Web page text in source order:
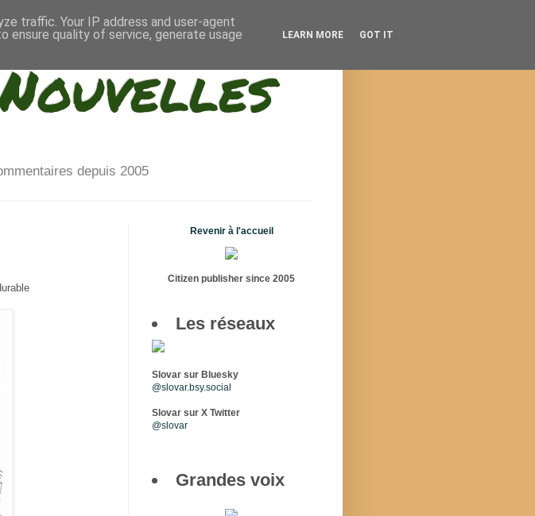
depuis 2005
Revenir à l'accueil
Citizen publisher since 2005
Les réseaux
Slovar sur Bluesky
@slovar.bsy.social
Slovar sur X Twitter
@slovar
Grandes voix
traffic. Your IP address and user-agent
ensure quality of service, generate usage
LEARN MORE GOT IT